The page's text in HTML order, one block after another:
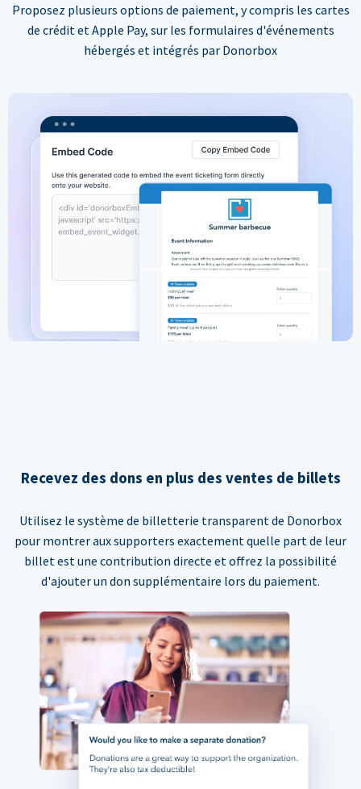
Proposez plusieurs options de paiement, y compris les cartes
de crédit et Apple Pay, sur les formulaires d'événements
hébergés et intégrés par Donorbox
Recevez des dons en plus des ventes de billets
Utilisez le système de billetterie transparent de Donorbox
pour montrer aux supporters exactement quelle part de leur
billet est une contribution directe et offrez la possibilité
d'ajouter un don supplémentaire lors du paiement.